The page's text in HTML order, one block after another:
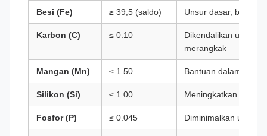
Besi (Fe) ≥ 39,5 (saldo) Unsur dasar, biaya
Karbon (C) ≤ 0.10
Dikendalikan untuk
merangkak
Mangan (Mn) ≤ 1.50 Bantuan dalam kerja
Silikon (Si) ≤ 1.00 Meningkatkan
Fosfor (P) ≤ 0.045 Diminimalkan untuk